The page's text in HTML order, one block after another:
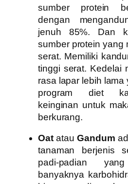
sumber protein
dengan
jenuh 85%. Dan
sumber protein yang
serat. Memiliki
tinggi serat. Kedelai
rasa lapar lebih
program diet
keinginan untuk
berkurang.
OatatauGandum
tanaman berjenis
padi-padian
banyaknya